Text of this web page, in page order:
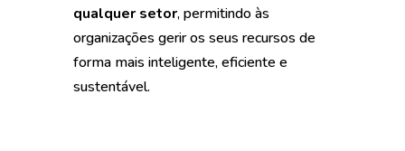
qualquer setor, permitindo às
organizações gerir os seus recursos de
forma mais inteligente, eficiente e
sustentável.